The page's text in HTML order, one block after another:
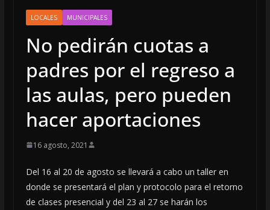
LOCALES MUNICIPALES
No pedirán cuotas a
padres por el regreso a
las aulas, pero pueden
hacer aportaciones
16 agosto, 2021
Del 16 al 20 de agosto se llevará a cabo un taller en
donde se presentará el plan y protocolo para el retorno
de clases presencial y del 23 al 27 se harán los